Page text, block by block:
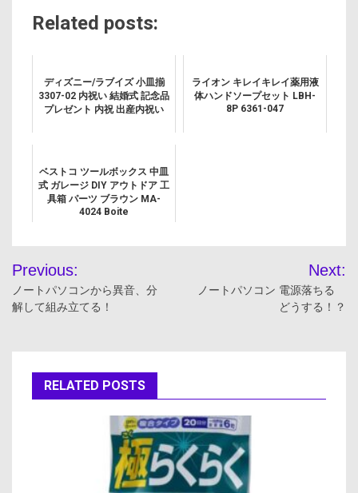
Related posts:
ディズニー/ラブイズ 小皿揃
3307-02 内祝い 結婚式 記念品
プレゼント 内祝 出産内祝い
ライオン キレイキレイ薬用液
体ハンドソープセット LBH-
8P 6361-047
ベストコ ツールボックス 中皿
式 ガレージ DIY アウトドア 工
具箱 パーツ ブラウン MA-
4024 Boite
投
稿
ゲ
Previous:
ノートパソコンから異音、分
解して組み立てる！
Next:
ノートパソコン 電源落ちる
どうする！？
RELATED POSTS